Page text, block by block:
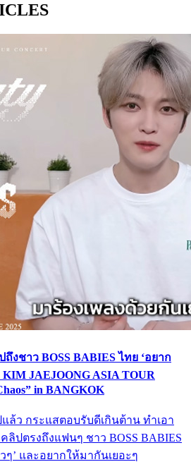
งชาว BOSS BABIES ไทย ‘อยาก
KIM JAEJOONG ASIA TOUR
in BANGKOK
ล้ว กระแสตอบรับดีเกินต้าน ทำเอา
ลิปตรงถึงแฟนๆ ชาว BOSS BABIES
ๆ’ และอยากให้มากันเยอะๆ